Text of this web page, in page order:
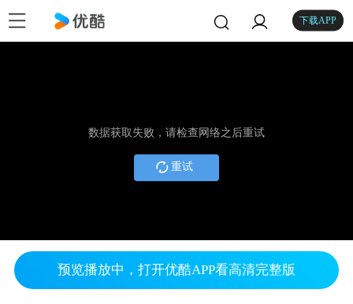
下载APP
数据获取失败，请检查网络之后重试
重试
预览播放中，打开优酷APP看高清完整版